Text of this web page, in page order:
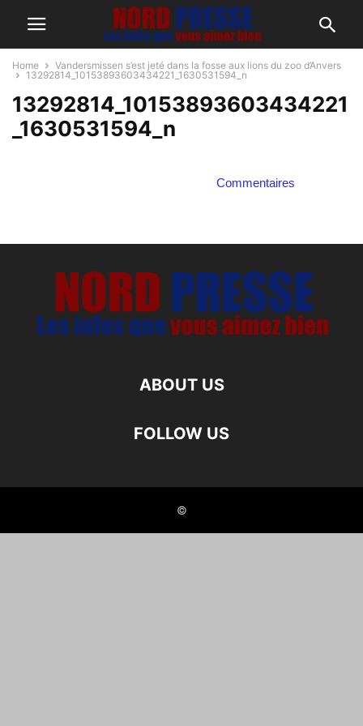
Home
Vandersmissen s’est jeté dans la fosse aux lions du zoo d’Anvers
13292814_10153893603434221_1630531594_n
13292814_10153893603434221
_1630531594_n
Commentaires
ABOUT US
FOLLOW US
©